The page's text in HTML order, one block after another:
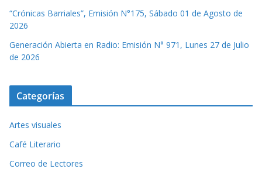
“Crónicas Barriales”, Emisión N°175, Sábado 01 de Agosto de
2026
Generación Abierta en Radio: Emisión N° 971, Lunes 27 de Julio
de 2026
Categorías
Artes visuales
Café Literario
Correo de Lectores